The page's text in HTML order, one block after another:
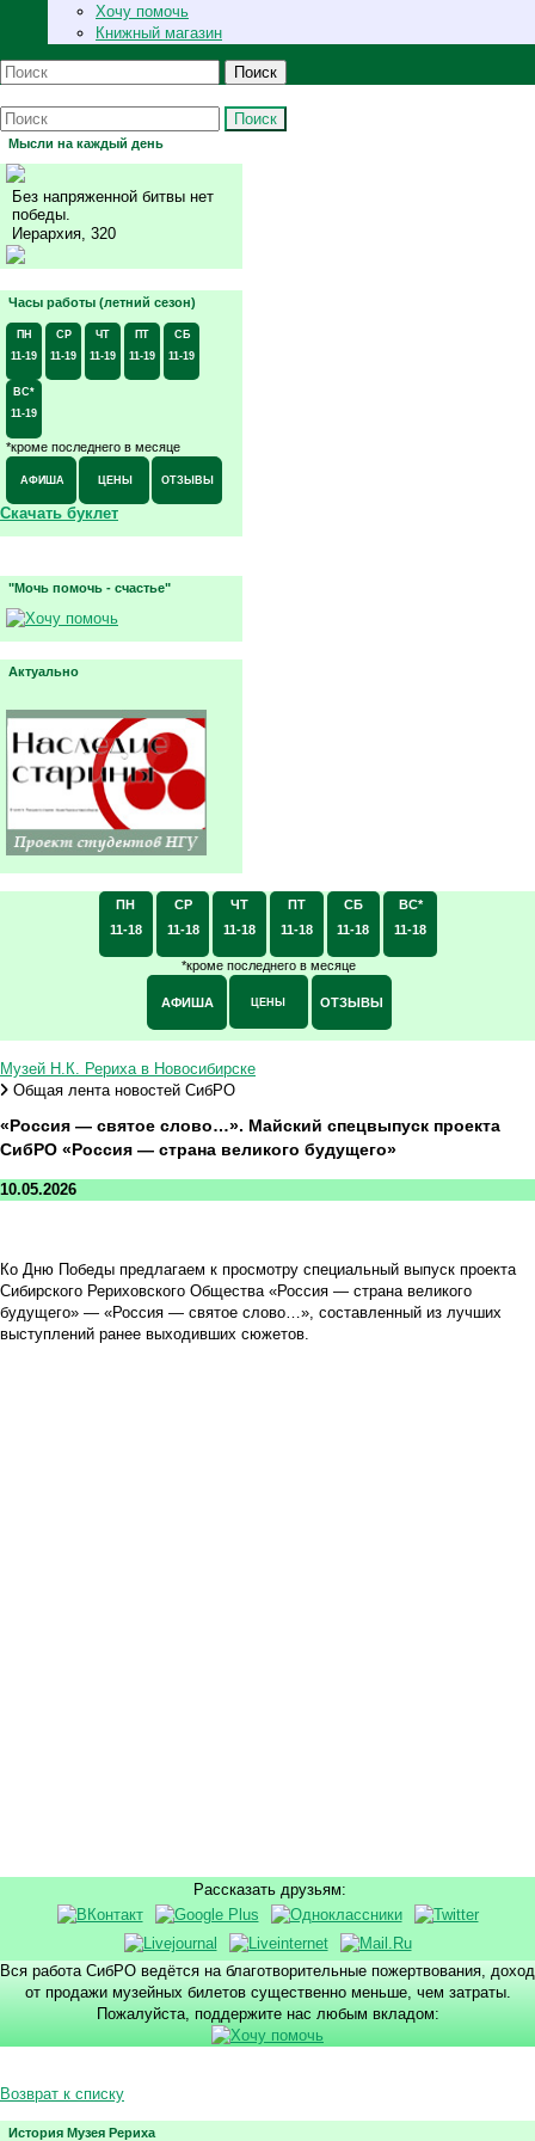
Хочу помочь
Книжный магазин
Поиск
Поиск
Мысли на каждый день
Без напряженной битвы нет
победы.
Иерархия, 320
Часы работы (летний сезон)
ПН
11-19
СР
11-19
ЧТ
11-19
ПТ
11-19
СБ
11-19
ВС*
11-19
*кроме последнего в месяце
АФИША ЦЕНЫ ОТЗЫВЫ
Скачать буклет
"Мочь помочь - счастье"
Актуально
ПН
11-18
СР
11-18
ЧТ
11-18
ПТ
11-18
СБ
11-18
ВС*
11-18
*кроме последнего в месяце
АФИША ЦЕНЫ ОТЗЫВЫ
Музей Н.К. Рериха в Новосибирске
Общая лента новостей СибРО
«Россия — святое слово…». Майский спецвыпуск проекта
СибРО «Россия — страна великого будущего»
10.05.2026
Ко Дню Победы предлагаем к просмотру специальный выпуск проекта
Сибирского Рериховского Общества «Россия — страна великого
будущего» — «Россия — святое слово…», составленный из лучших
выступлений ранее выходивших сюжетов.
Рассказать друзьям:
Вся работа СибРО ведётся на благотворительные пожертвования, доход
от продажи музейных билетов существенно меньше, чем затраты.
Пожалуйста, поддержите нас любым вкладом:
Возврат к списку
История Музея Рериха